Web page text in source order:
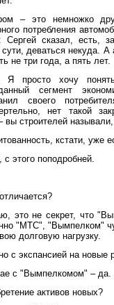
– это немножко
потребления
Сергей сказал, есть,
деваться некуда.
не три года, а пять лет.
Я просто хочу
сегмент
своего
нет такой
вы строителей
кстати, уже
с этого поподробней.
это не секрет, что
"МТС", "Вымпелком"
долговую нагрузку.
с экспансией на новые
с "Вымпелкомом" – да.
активов новых?